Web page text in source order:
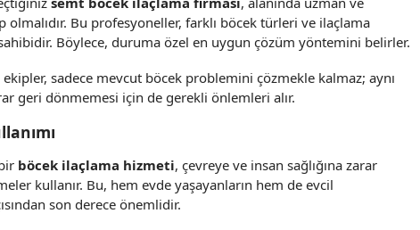
Bu profesyoneller, farklı böcek türleri ve ilaçlama
Böylece, duruma özel en uygun çözüm yöntemini belirler.
ekipler, sadece mevcut böcek problemini çözmekle kalmaz; aynı
geri dönmemesi için de gerekli önlemleri alır.
böcek ilaçlama hizmeti, çevreye ve insan sağlığına zarar
kullanır. Bu, hem evde yaşayanların hem de evcil
son derece önemlidir.